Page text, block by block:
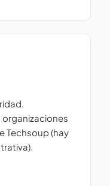
Techsoup (hay